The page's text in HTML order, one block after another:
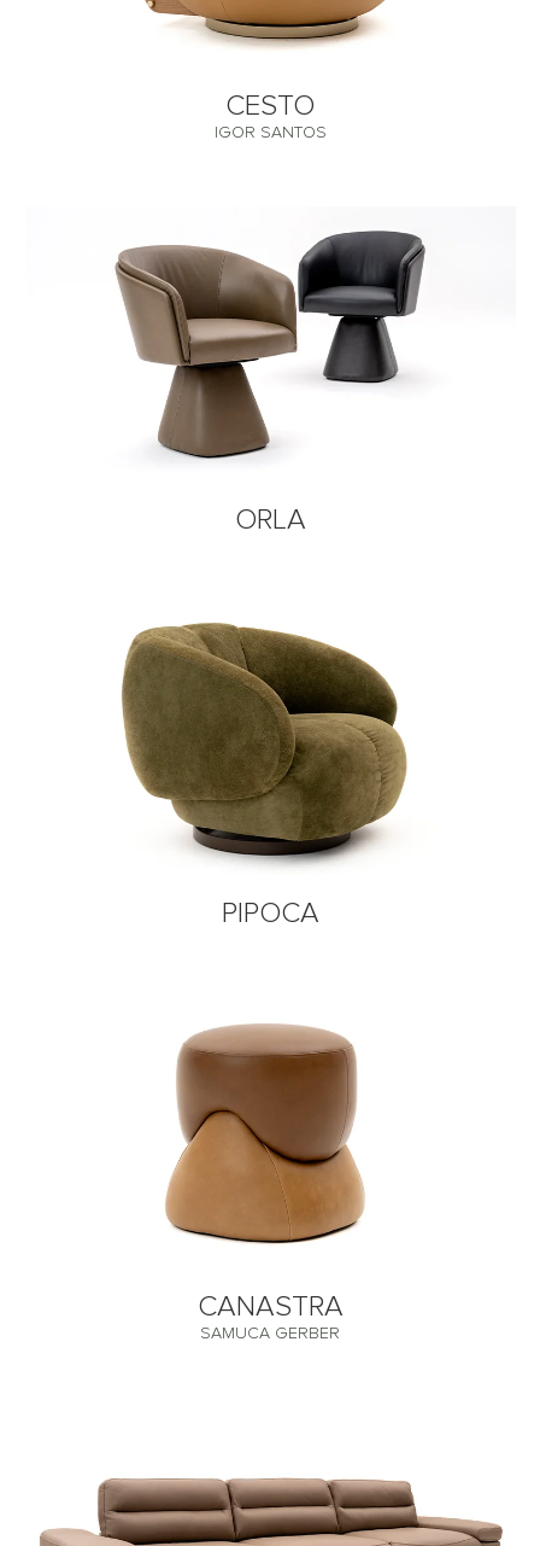
CESTO
IGOR SANTOS
ORLA
PIPOCA
CANASTRA
SAMUCA GERBER